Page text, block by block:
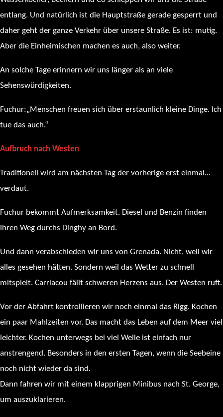
entlang. Und natürlich ist die Hauptstraße gerade gesperrt und
daher geht der ganze Verkehr über unsere Straße. Es ist: mutig.
Aber die Einheimischen machen es auch, also weiter.
An solche Tage erinnern wir uns länger als an viele
Sehenswürdigkeiten.
Fuchur:„Menschen freuen sich über erstaunlich kleine Dinge. Ich
tue das auch.“
Aufbruch nach Westen
Traditionell wird am nächsten Tag der vorherige erst einmal…
verdaut.
Fuchur bekommt Aufmerksamkeit. Diesel und Benzin finden
ihren Weg durchs Dinghy an Bord.
Und dann verabschieden wir uns von Grenada. Nicht, weil wir
alles gesehen hätten. Sondern weil das Wetter zu schnell
mitspielt. Carriacou fällt schweren Herzens aus. Der Westen ruft.
Vor der Abfahrt kontrollieren wir noch einmal das Rigg. Kochen
ein paar Mahlzeiten vor. Das macht das Leben auf dem Meer viel
leichter. Kochen unterwegs bei viel Welle ist einfach nur
anstrengend. Besonders in den ersten Tagen, wenn die Seebeine
noch nicht wieder da sind.
Dann fahren wir mit einem klapprigen Minibus nach St. George,
um auszuklarieren.